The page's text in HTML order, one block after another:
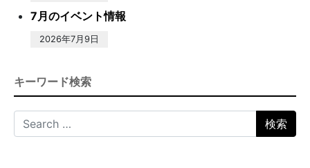
7月のイベント情報
2026年7月9日
キーワード検索
Search for: